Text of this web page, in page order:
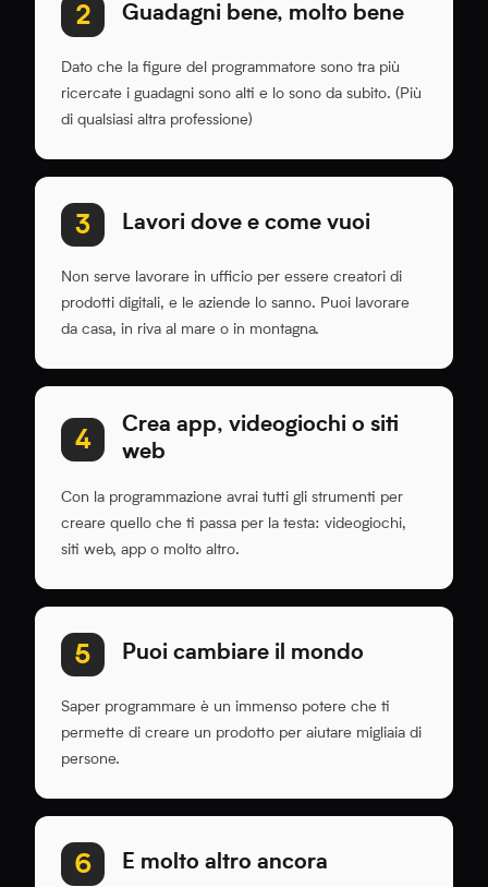
Dato che la figure del programmatore sono tra più
ricercate i guadagni sono alti e lo sono da subito. (Più
di qualsiasi altra professione)
2 Guadagni bene, molto bene
Non serve lavorare in ufficio per essere creatori di
prodotti digitali, e le aziende lo sanno. Puoi lavorare
da casa, in riva al mare o in montagna.
3 Lavori dove e come vuoi
Con la programmazione avrai tutti gli strumenti per
creare quello che ti passa per la testa: videogiochi,
siti web, app o molto altro.
4
Crea app, videogiochi o siti
web
Saper programmare è un immenso potere che ti
permette di creare un prodotto per aiutare migliaia di
persone.
5 Puoi cambiare il mondo
6 E molto altro ancora